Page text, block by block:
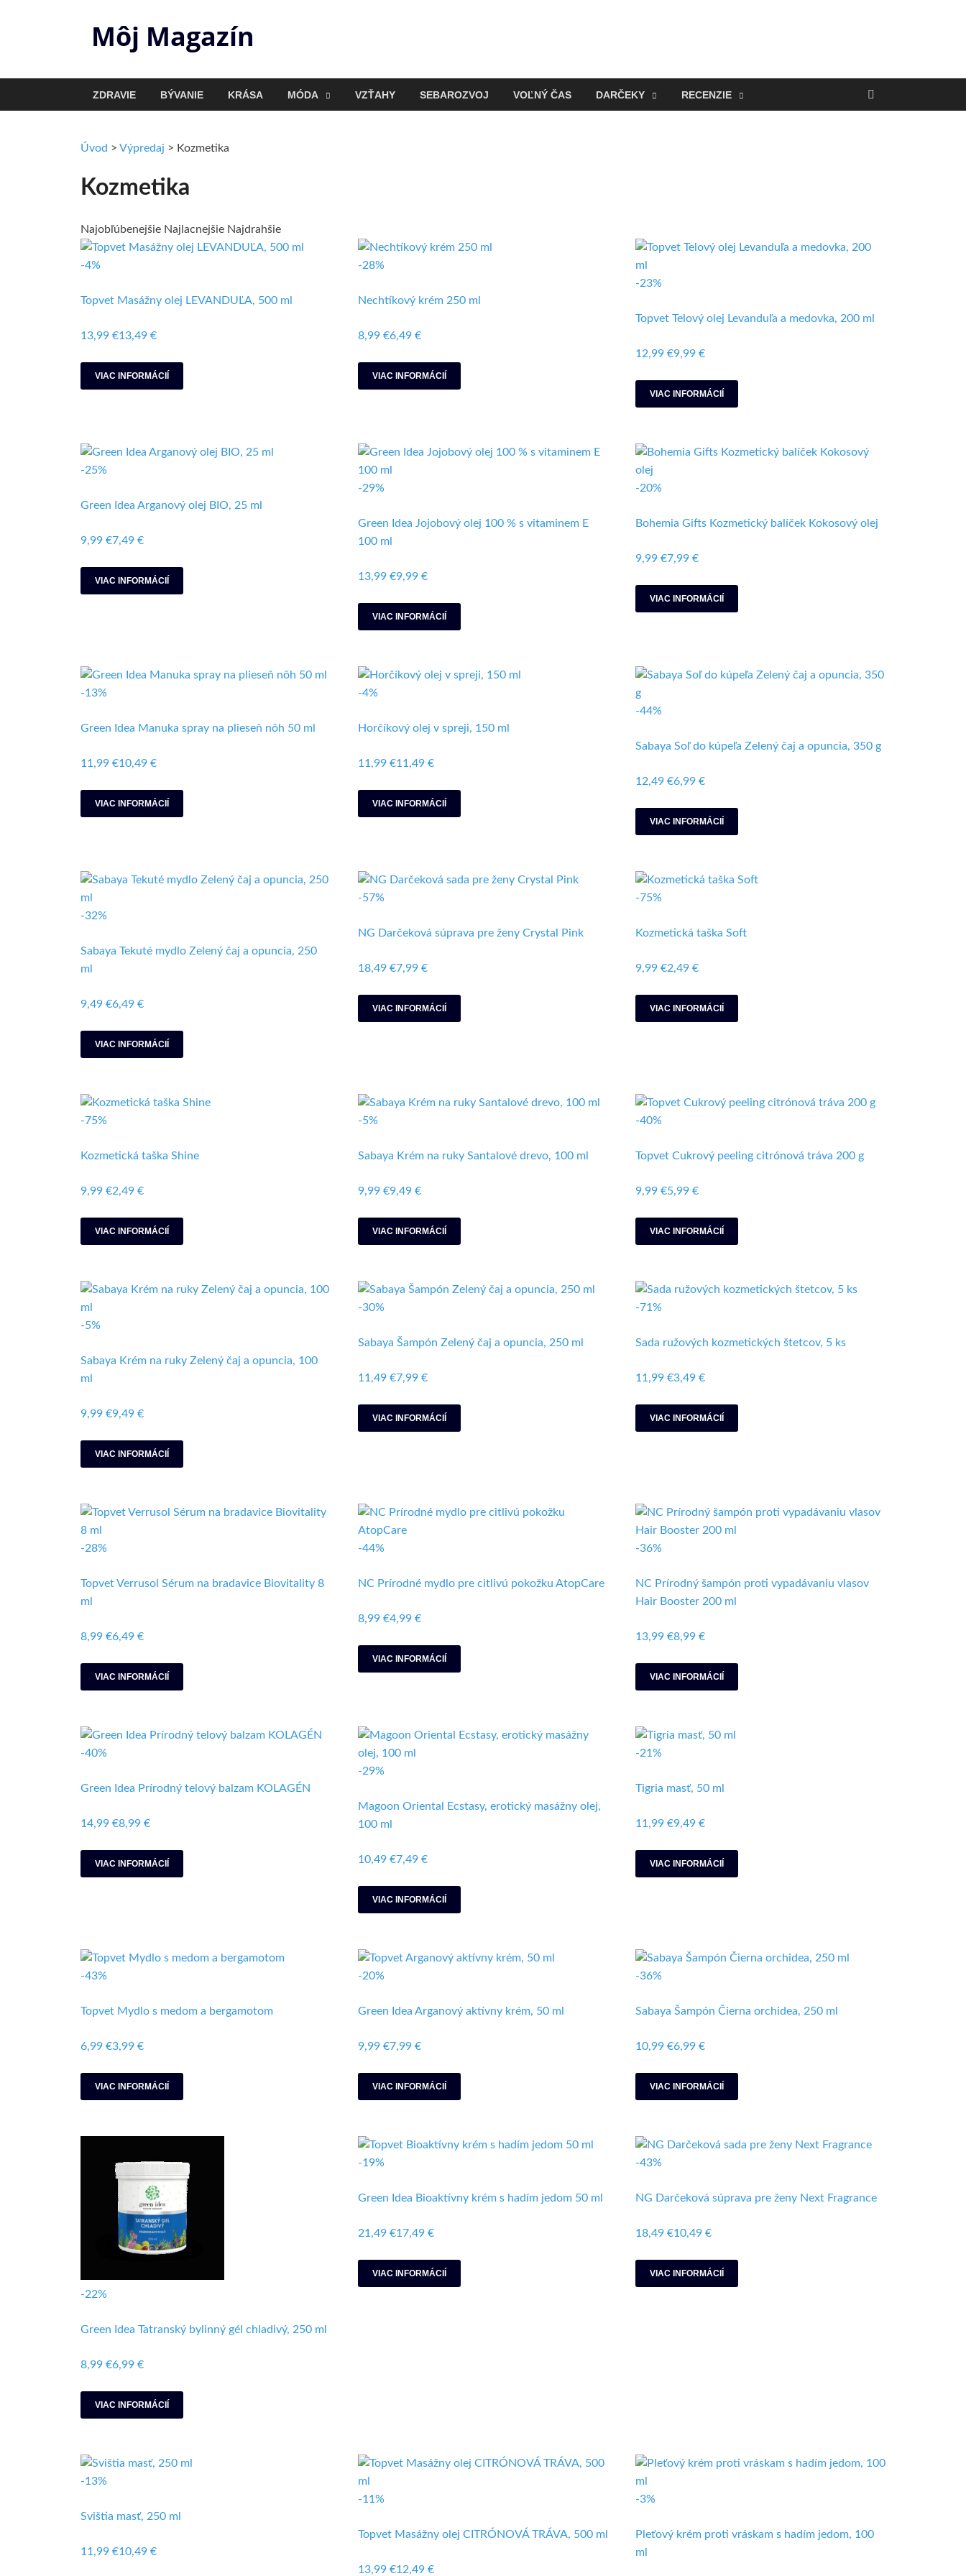
Môj Magazín
ZDRAVIE BÝVANIE KRÁSA MÓDA VZŤAHY SEBAROZVOJ VOĽNÝ ČAS DARČEKY RECENZIE
Úvod > Výpredaj > Kozmetika
Kozmetika
Najobľúbenejšie Najlacnejšie Najdrahšie
-4%
Topvet Masážny olej LEVANDUĽA, 500 ml
13,99 €13,49 €
VIAC INFORMÁCIÍ
-28%
Nechtíkový krém 250 ml
8,99 €6,49 €
VIAC INFORMÁCIÍ
-23%
Topvet Telový olej Levanduľa a medovka, 200 ml
12,99 €9,99 €
VIAC INFORMÁCIÍ
-25%
Green Idea Arganový olej BIO, 25 ml
9,99 €7,49 €
VIAC INFORMÁCIÍ
-29%
Green Idea Jojobový olej 100 % s vitaminem E
100 ml
13,99 €9,99 €
VIAC INFORMÁCIÍ
-20%
Bohemia Gifts Kozmetický balíček Kokosový olej
9,99 €7,99 €
VIAC INFORMÁCIÍ
-13%
Green Idea Manuka spray na plieseň nôh 50 ml
11,99 €10,49 €
VIAC INFORMÁCIÍ
-4%
Horčíkový olej v spreji, 150 ml
11,99 €11,49 €
VIAC INFORMÁCIÍ
-44%
Sabaya Soľ do kúpeľa Zelený čaj a opuncia, 350 g
12,49 €6,99 €
VIAC INFORMÁCIÍ
-32%
Sabaya Tekuté mydlo Zelený čaj a opuncia, 250
ml
9,49 €6,49 €
VIAC INFORMÁCIÍ
-57%
NG Darčeková súprava pre ženy Crystal Pink
18,49 €7,99 €
VIAC INFORMÁCIÍ
-75%
Kozmetická taška Soft
9,99 €2,49 €
VIAC INFORMÁCIÍ
-75%
Kozmetická taška Shine
9,99 €2,49 €
VIAC INFORMÁCIÍ
-5%
Sabaya Krém na ruky Santalové drevo, 100 ml
9,99 €9,49 €
VIAC INFORMÁCIÍ
-40%
Topvet Cukrový peeling citrónová tráva 200 g
9,99 €5,99 €
VIAC INFORMÁCIÍ
-5%
Sabaya Krém na ruky Zelený čaj a opuncia, 100
ml
9,99 €9,49 €
VIAC INFORMÁCIÍ
-30%
Sabaya Šampón Zelený čaj a opuncia, 250 ml
11,49 €7,99 €
VIAC INFORMÁCIÍ
-71%
Sada ružových kozmetických štetcov, 5 ks
11,99 €3,49 €
VIAC INFORMÁCIÍ
-28%
Topvet Verrusol Sérum na bradavice Biovitality 8
ml
8,99 €6,49 €
VIAC INFORMÁCIÍ
-44%
NC Prírodné mydlo pre citlivú pokožku AtopCare​
8,99 €4,99 €
VIAC INFORMÁCIÍ
-36%
NC Prírodný šampón proti vypadávaniu vlasov
Hair Booster 200 ml
13,99 €8,99 €
VIAC INFORMÁCIÍ
-40%
Green Idea Prírodný telový balzam KOLAGÉN​
14,99 €8,99 €
VIAC INFORMÁCIÍ
-29%
Magoon Oriental Ecstasy, erotický masážny olej,
100 ml
10,49 €7,49 €
VIAC INFORMÁCIÍ
-21%
Tigria masť, 50 ml
11,99 €9,49 €
VIAC INFORMÁCIÍ
-43%
Topvet Mydlo s medom a bergamotom
6,99 €3,99 €
VIAC INFORMÁCIÍ
-20%
Green Idea Arganový aktívny krém, 50 ml
9,99 €7,99 €
VIAC INFORMÁCIÍ
-36%
Sabaya Šampón Čierna orchidea, 250 ml
10,99 €6,99 €
VIAC INFORMÁCIÍ
-22%
Green Idea Tatranský bylinný gél chladivý, 250 ml
8,99 €6,99 €
VIAC INFORMÁCIÍ
-19%
Green Idea Bioaktívny krém s hadím jedom 50 ml
21,49 €17,49 €
VIAC INFORMÁCIÍ
-43%
NG Darčeková súprava pre ženy Next Fragrance
18,49 €10,49 €
VIAC INFORMÁCIÍ
-13%
Svištia masť, 250 ml
11,99 €10,49 €
-11%
Topvet Masážny olej CITRÓNOVÁ TRÁVA, 500 ml
13,99 €12,49 €
-3%
Pleťový krém proti vráskam s hadím jedom, 100
ml